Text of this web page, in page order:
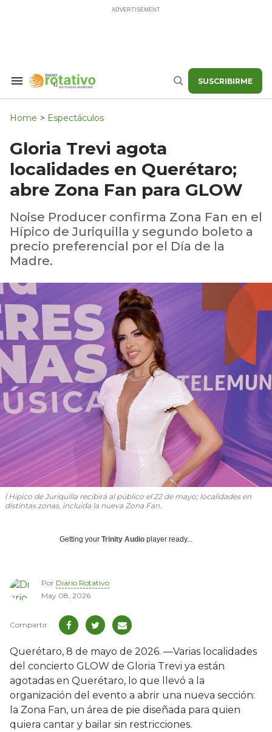
Search
Navigation
Buscar SUSCRIBIRME
Home > Espectáculos
Gloria Trevi agota
localidades en Querétaro;
abre Zona Fan para GLOW
Noise Producer confirma Zona Fan en el
Hípico de Juriquilla y segundo boleto a
precio preferencial por el Día de la
Madre.
l Hípico de Juriquilla recibirá al público el 22 de mayo; localidades en
distintas zonas, incluida la nueva Zona Fan.
Getting your Trinity Audio player ready...
Por Diario Rotativo
May 08, 2026
Querétaro, 8 de mayo de 2026. —Varias localidades
del concierto GLOW de Gloria Trevi ya están
agotadas en Querétaro, lo que llevó a la
organización del evento a abrir una nueva sección:
la Zona Fan, un área de pie diseñada para quien
quiera cantar y bailar sin restricciones.